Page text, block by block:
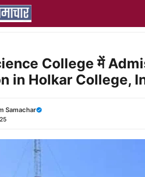
College में
in Holkar College,
Samachar